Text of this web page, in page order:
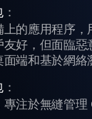
：
的應用程序，
好，但面臨
端和基於網絡
：
注於無縫管理